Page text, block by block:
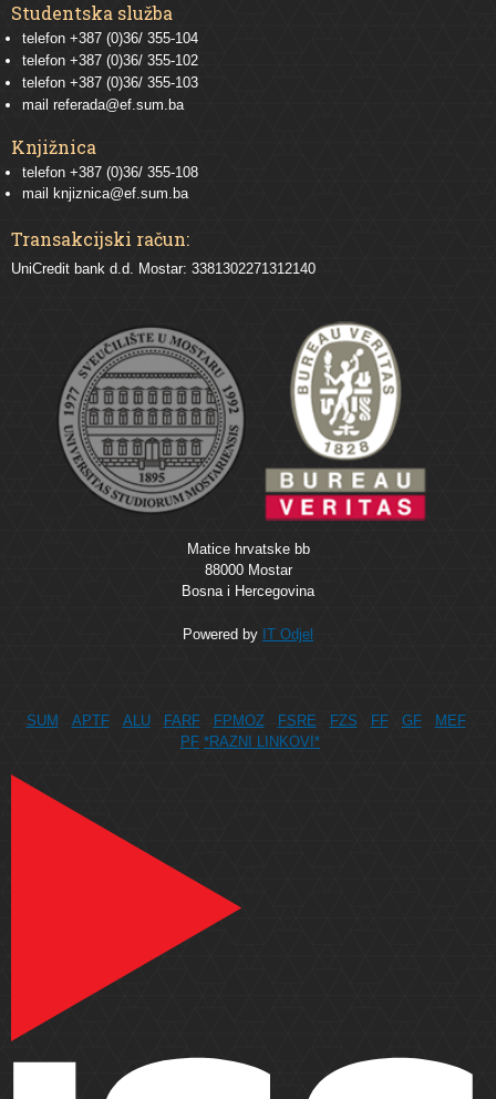
Studentska služba
telefon +387 (0)36/ 355-104
telefon +387 (0)36/ 355-102
telefon +387 (0)36/ 355-103
mail referada@ef.sum.ba
Knjižnica
telefon +387 (0)36/ 355-108
mail
knjiznica@ef.sum.ba
Transakcijski račun:
UniCredit bank d.d. Mostar: 3381302271312140
Matice hrvatske bb
88000 Mostar
Bosna i Hercegovina
Powered by IT Odjel
SUM APTF ALU FARF FPMOZ FSRE FZS FF GF
MEF
PF *RAZNI LINKOVI*